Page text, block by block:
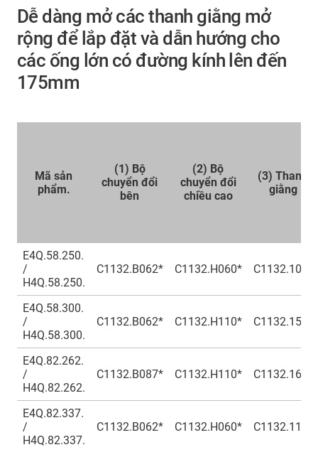
Dễ dàng mở các thanh giằng mở
rộng để lắp đặt và dẫn hướng cho
các ống lớn có đường kính lên đến
175mm
Mã sản
phẩm.
(1) Bộ
chuyển đổi
bên
(2) Bộ
chuyển đổi
chiều cao
(3) Thanh
giằng
E4Q.58.250.
/
H4Q.58.250.
C1132.B062* C1132.H060* C1132.100*
E4Q.58.300.
/
H4Q.58.300.
C1132.B062* C1132.H110* C1132.150*
E4Q.82.262.
/
H4Q.82.262.
C1132.B087* C1132.H110* C1132.162*
E4Q.82.337.
/
H4Q.82.337.
C1132.B062* C1132.H060* C1132.112*